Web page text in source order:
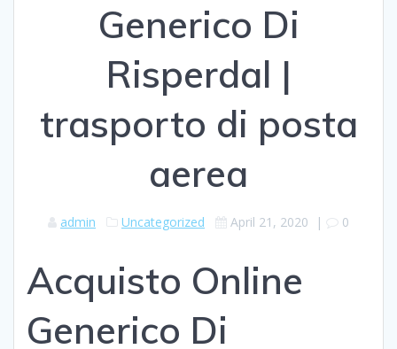
Generico Di
Risperdal |
trasporto di posta
aerea
admin Uncategorized April 21, 2020 | 0
Acquisto Online
Generico Di